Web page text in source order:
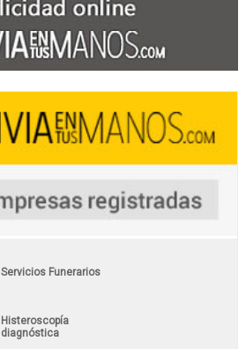
Servicios Funerarios
Histeroscopía
diagnóstica